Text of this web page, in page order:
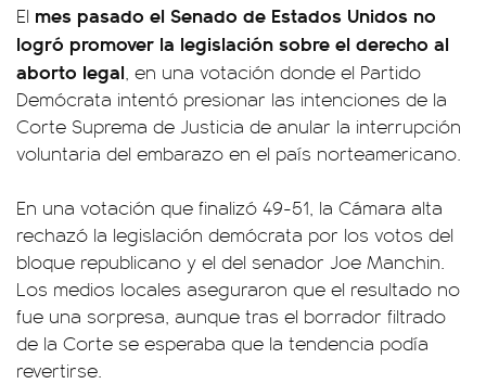
El mes pasado el Senado de Estados Unidos no
logró promover la legislación sobre el derecho al
aborto legal, en una votación donde el Partido
Demócrata intentó presionar las intenciones de la
Corte Suprema de Justicia de anular la interrupción
voluntaria del embarazo en el país norteamericano.
En una votación que finalizó 49-51, la Cámara alta
rechazó la legislación demócrata por los votos del
bloque republicano y el del senador Joe Manchin.
Los medios locales aseguraron que el resultado no
fue una sorpresa, aunque tras el borrador filtrado
de la Corte se esperaba que la tendencia podía
revertirse.